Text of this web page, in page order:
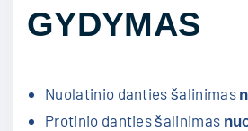
GYDYMAS
Nuolatinio danties šalinimas
Protinio danties šalinimas